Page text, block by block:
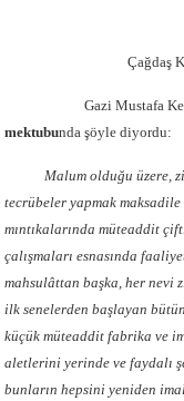
Çağdaş
Gazi Mustafa Kemal
mektubunda şöyle diyordu:
Malum olduğu üzere,
tecrübeler yapmak
mıntıkalarında müteaddit
çalışmaları esnasında
mahsulâttan başka, her nevi
ilk senelerden başlayan
küçük müteaddit fabrika ve
aletlerini yerinde ve faydalı
bunların hepsini yeniden